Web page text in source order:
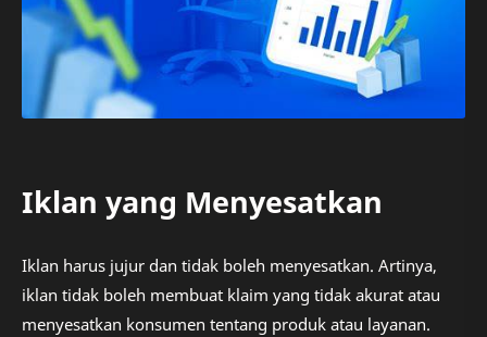
Iklan yang Menyesatkan
Iklan harus jujur dan tidak boleh menyesatkan. Artinya,
iklan tidak boleh membuat klaim yang tidak akurat atau
menyesatkan konsumen tentang produk atau layanan.